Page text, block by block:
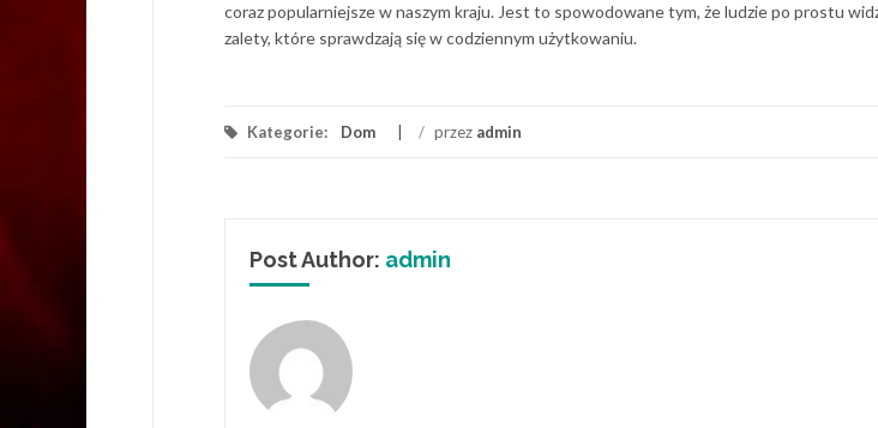
coraz popularniejsze w naszym kraju. Jest to spowodowane tym, że ludzie po prostu
zalety, które sprawdzają się w codziennym użytkowaniu.
Kategorie: Dom / przez admin
Post Author: admin